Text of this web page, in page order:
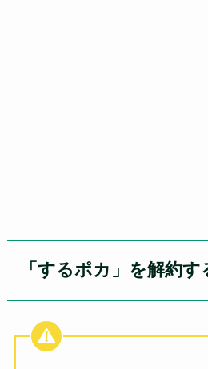
「するポカ」を解約